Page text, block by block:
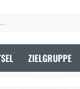
ZIELGRUPPE